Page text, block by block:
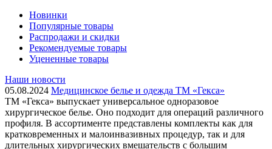
Новинки
Популярные товары
Распродажи и скидки
Рекомендуемые товары
Уцененные товары
Наши новости
05.08.2024 Медицинское белье и одежда ТМ «Гекса»
ТМ «Гекса» выпускает универсальное одноразовое
хирургическое белье. Оно подходит для операций различного
профиля. В ассортименте представлены комплекты как для
кратковременных и малоинвазивных процедур, так и для
длительных хирургических вмешательств с большим